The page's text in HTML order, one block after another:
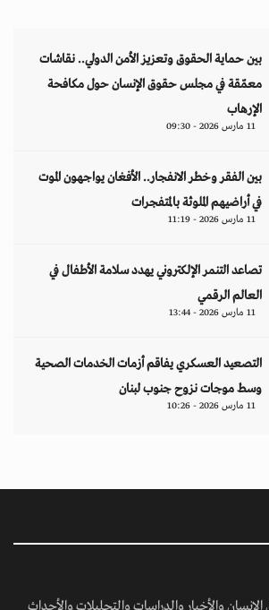
بين حماية الحقوق وتعزيز الأمن الدولي.. نقاشات
معمّقة في مجلس حقوق الإنسان حول مكافحة
الإرهاب
11 مارس 2026 - 09:30
بين الفقر وخطر الانفجار.. الأفغان يواجهون الموت
في أراضيهم الملوثة بالمتفجرات
11 مارس 2026 - 11:19
تصاعد التنمر الإلكتروني يهدد سلامة الأطفال في
العالم الرقمي
11 مارس 2026 - 13:44
التصعيد العسكري يفاقم أزمات الخدمات الصحية
وسط موجات نزوح جنوب لبنان
11 مارس 2026 - 10:26
والأخبار والدراسات والتحليلات والأحداث